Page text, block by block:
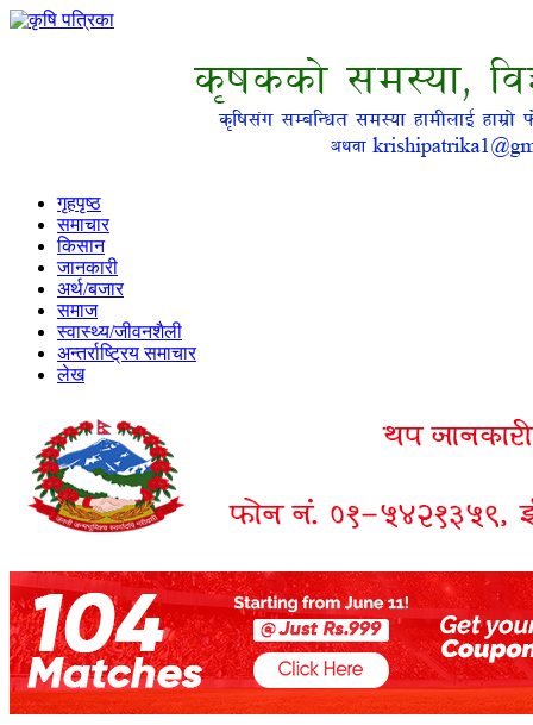
गृहपृष्ठ
समाचार
किसान
जानकारी
अर्थ/बजार
समाज
स्वास्थ्य/जीवनशैली
अन्तर्राष्ट्रिय समाचार
लेख